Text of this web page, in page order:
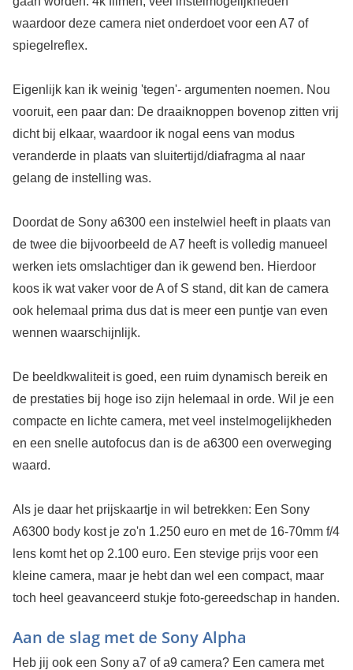
waardoor deze camera niet onderdoet voor een A7 of
spiegelreflex.
Eigenlijk kan ik weinig 'tegen'- argumenten noemen. Nou
vooruit, een paar dan: De draaiknoppen bovenop zitten vrij
dicht bij elkaar, waardoor ik nogal eens van modus
veranderde in plaats van sluitertijd/diafragma al naar
gelang de instelling was.
Doordat de Sony a6300 een instelwiel heeft in plaats van
de twee die bijvoorbeeld de A7 heeft is volledig manueel
werken iets omslachtiger dan ik gewend ben. Hierdoor
koos ik wat vaker voor de A of S stand, dit kan de camera
ook helemaal prima dus dat is meer een puntje van even
wennen waarschijnlijk.
De beeldkwaliteit is goed, een ruim dynamisch bereik en
de prestaties bij hoge iso zijn helemaal in orde. Wil je een
compacte en lichte camera, met veel instelmogelijkheden
en een snelle autofocus dan is de a6300 een overweging
waard.
Als je daar het prijskaartje in wil betrekken: Een Sony
A6300 body kost je zo'n 1.250 euro en met de 16-70mm f/4
lens komt het op 2.100 euro. Een stevige prijs voor een
kleine camera, maar je hebt dan wel een compact, maar
toch heel geavanceerd stukje foto-gereedschap in handen.
Aan de slag met de Sony Alpha
Heb jij ook een Sony a7 of a9 camera? Een camera met